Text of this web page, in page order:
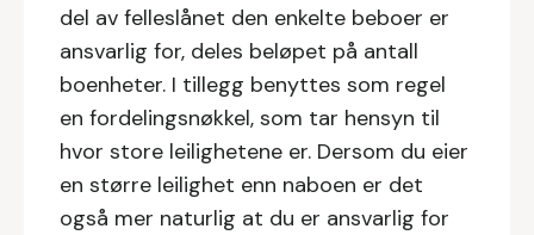
del av felleslånet den enkelte beboer er
ansvarlig for, deles beløpet på antall
boenheter. I tillegg benyttes som regel
en fordelingsnøkkel, som tar hensyn til
hvor store leilighetene er. Dersom du eier
en større leilighet enn naboen er det
også mer naturlig at du er ansvarlig for